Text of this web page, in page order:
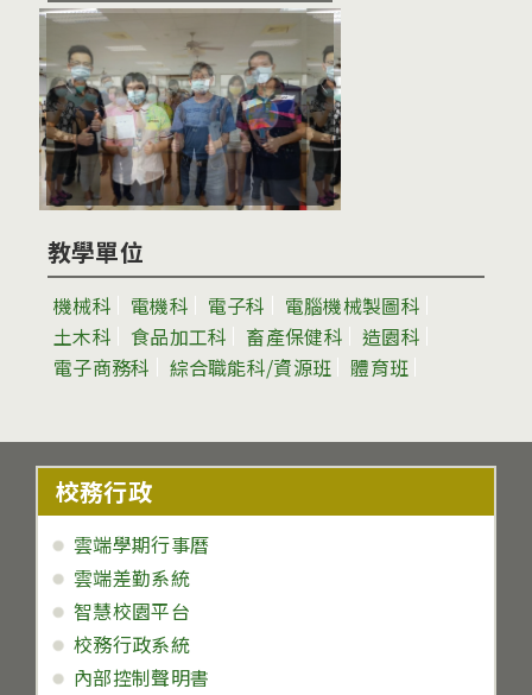
教學單位
機械科 電機科 電子科
電腦機械製圖科
土木科
食品加工科 畜產保健科
造園科
電子商務科
綜合職能科/資源班 體育班
校務行政
雲端學期行事曆
雲端差勤系統
智慧校園平台
校務行政系統
內部控制聲明書